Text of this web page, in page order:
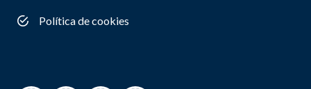
Política de cookies